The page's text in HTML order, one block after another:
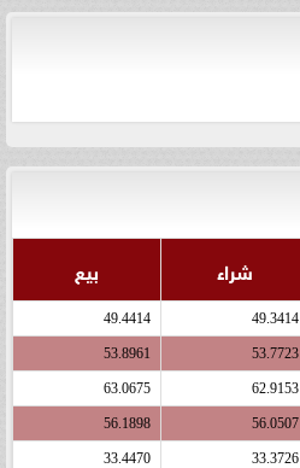
شراء بيع
49.3414
49.4414
53.7723
53.8961
62.9153
63.0675
56.0507
56.1898
33.3726
33.4470